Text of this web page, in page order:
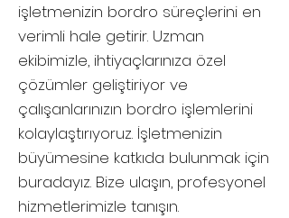
işletmenizin bordro süreçlerini en
verimli hale getirir. Uzman
ekibimizle, ihtiyaçlarınıza özel
çözümler geliştiriyor ve
çalışanlarınızın bordro işlemlerini
kolaylaştırıyoruz. İşletmenizin
büyümesine katkıda bulunmak için
buradayız. Bize ulaşın, profesyonel
hizmetlerimizle tanışın.